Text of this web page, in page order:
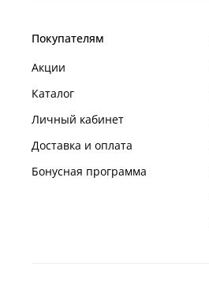
Покупателям
Акции
Каталог
Личный кабинет
Доставка и оплата
Бонусная программа